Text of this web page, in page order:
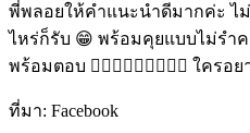
พี่พลอยให้คำแนะนำดีมากค่ะ ไ
ไหร่ก็รับ 😁 พร้อมคุยแบบไม่รำ
พร้อมตอบ 👍🏼👍🏼👍🏼✨✨✨ ใค
ที่มา: Facebook